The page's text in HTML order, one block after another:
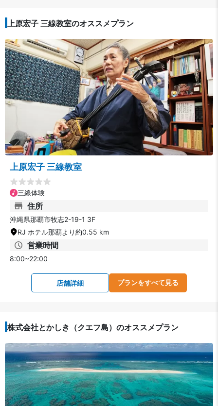
上原宏子 三線教室のオススメプラン
上原宏子 三線教室
三線体験
住所
沖縄県那覇市牧志2-19-1 3F
RJ ホテル那覇より約0.55 km
営業時間
8:00~22:00
店舗詳細 プランをすべて見る
株式会社とかしき（クエフ島）のオススメプラン